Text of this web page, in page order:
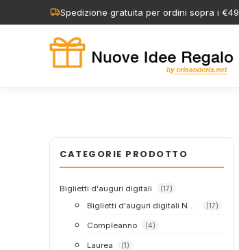
al
contenuto
Spedizione gratuita per ordini sopra i €49
CATEGORIE PRODOTTO
Biglietti d'auguri digitali (17)
(17)
Compleanno (4)
Laurea (1)